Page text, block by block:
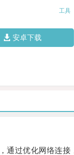
工具
安卓下载
过优化网络连接